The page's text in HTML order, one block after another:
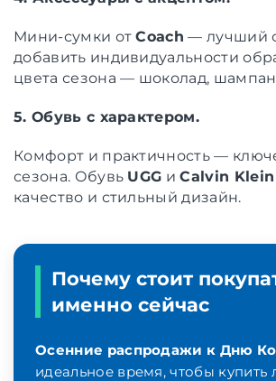
Мини-сумки отCoach — лучший
добавить индивидуальности
цвета сезона — шоколад,
5. Обувь с характером.
Комфорт и практичность —
сезона. Обувь UGG иCalvin Klein
качество и стильный дизайн.
Почему стоит
именно сейчас
Осенние распродажи к Дню
идеальное время, чтобы